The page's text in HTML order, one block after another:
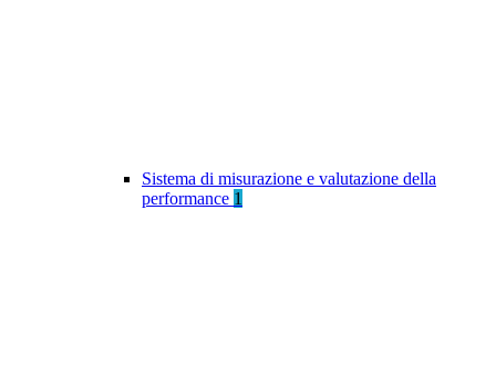
Sistema di misurazione e valutazione della
performance 1